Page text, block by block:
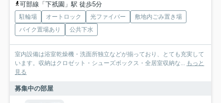
可部線「下祇園」駅 徒歩5分
駐輪場 オートロック 光ファイバー
敷地内ごみ置き場
バイク置場あり
公共下水
室内設備は浴室乾燥機・洗面所独立などが揃っており、とても充実して
います。収納はクロゼット・シューズボックス・全居室収納な... もっと
見る
募集中の部屋